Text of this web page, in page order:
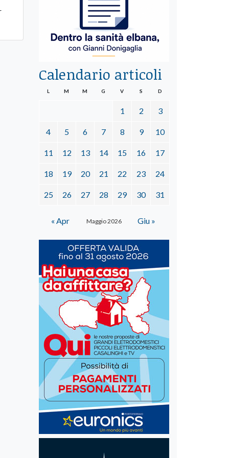
Calendario articoli
Maggio 2026
L M M G V S D
1 2 3
4 5 6 7 8 9 10
11 12 13 14 15 16 17
18 19 20 21 22 23 24
25 26 27 28 29 30 31
« Apr Giu »